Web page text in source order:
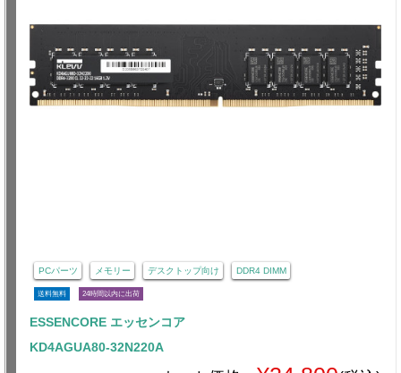
PCパーツ メモリー デスクトップ向け DDR4 DIMM
送料無料 24時間以内に出荷
ESSENCORE エッセンコア
KD4AGUA80-32N220A